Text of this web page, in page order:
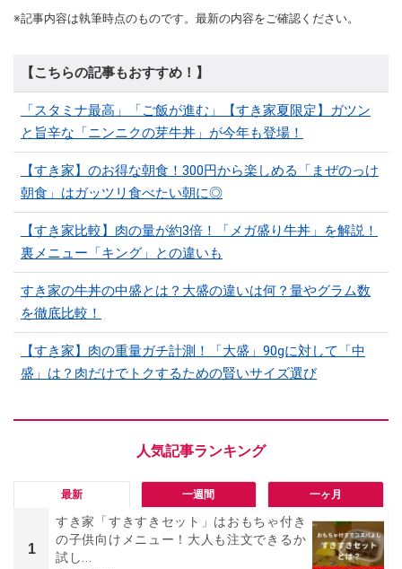
※記事内容は執筆時点のものです。最新の内容をご確認ください。
【こちらの記事もおすすめ！】
「スタミナ最高」「ご飯が進む」【すき家夏限定】ガツン
と旨辛な「ニンニクの芽牛丼」が今年も登場！
【すき家】のお得な朝食！300円から楽しめる「まぜのっけ
朝食」はガッツリ食べたい朝に◎
【すき家比較】肉の量が約3倍！「メガ盛り牛丼」を解説！
裏メニュー「キング」との違いも
すき家の牛丼の中盛とは？大盛の違いは何？量やグラム数
を徹底比較！
【すき家】肉の重量ガチ計測！「大盛」90gに対して「中
盛」は？肉だけでトクするための賢いサイズ選び
最新 一週間 一ヶ月
1
すき家「すきすきセット」はおもちゃ付き
の子供向けメニュー！大人も注文できるか
試し...